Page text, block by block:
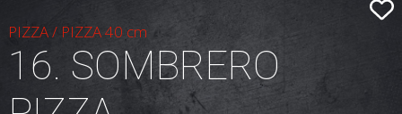
PIZZA/ PIZZA 40 cm
16. SOMBRERO